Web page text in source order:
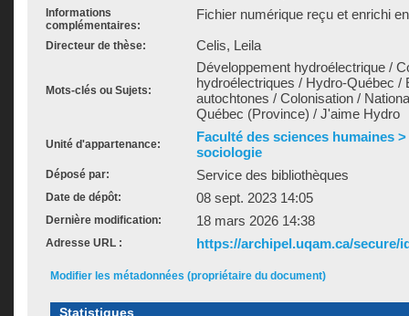
Informations
complémentaires:
Fichier numérique reçu et enrichi
Directeur de thèse: Celis, Leila
Mots-clés ou Sujets:
Développement hydroélectrique /
hydroélectriques / Hydro-Québec /
autochtones / Colonisation /
Québec (Province) / J'aime Hydro
Unité d'appartenance:
Faculté des sciences humaines
sociologie
Déposé par: Service des bibliothèques
Date de dépôt: 08 sept. 2023 14:05
Dernière modification: 18 mars 2026 14:38
Adresse URL : https://archipel.uqam.ca/secure/
Modifier les métadonnées (propriétaire du document)
Statistiques